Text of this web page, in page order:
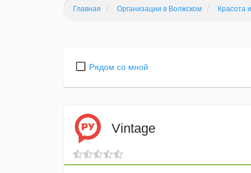
Главная Организации в Волжском Красота
Рядом со мной
Vintage